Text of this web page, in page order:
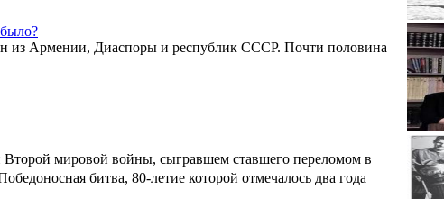
из Армении, Диаспоры и республик СССР. Почти половина
мировой войны, сыгравшем ставшего переломом в
битва, 80-летие которой отмечалось два года